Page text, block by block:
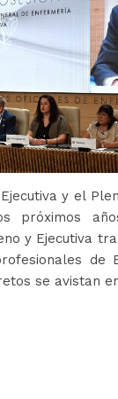
y el
próximos
y Ejecutiva
de
se avistan